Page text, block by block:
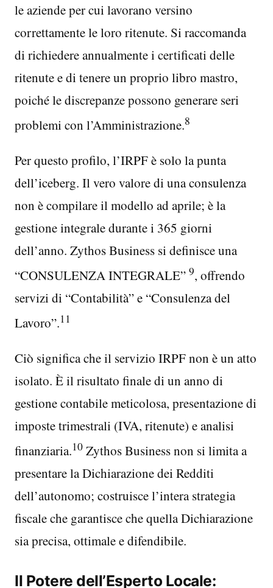
le aziende per cui lavorano versino
correttamente le loro ritenute. Si raccomanda
di richiedere annualmente i certificati delle
ritenute e di tenere un proprio libro mastro,
poiché le discrepanze possono generare seri
problemi con l’Amministrazione.8
Per questo profilo, l’IRPF è solo la punta
dell’iceberg. Il vero valore di una consulenza
non è compilare il modello ad aprile; è la
gestione integrale durante i 365 giorni
dell’anno. Zythos Business si definisce una
“CONSULENZA INTEGRALE” 9, offrendo
servizi di “Contabilità” e “Consulenza del
Lavoro”.11
Ciò significa che il servizio IRPF non è un atto
isolato. È il risultato finale di un anno di
gestione contabile meticolosa, presentazione di
imposte trimestrali (IVA, ritenute) e analisi
finanziaria.10 Zythos Business non si limita a
presentare la Dichiarazione dei Redditi
dell’autonomo; costruisce l’intera strategia
fiscale che garantisce che quella Dichiarazione
sia precisa, ottimale e difendibile.
Il Potere dell’Esperto Locale: